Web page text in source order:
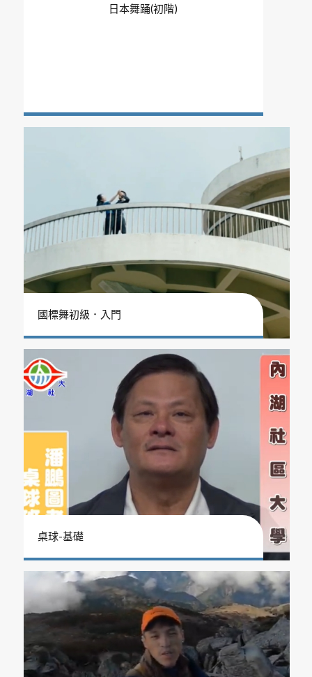
日本舞踊(初階)
國標舞初級．入門
桌球-基礎